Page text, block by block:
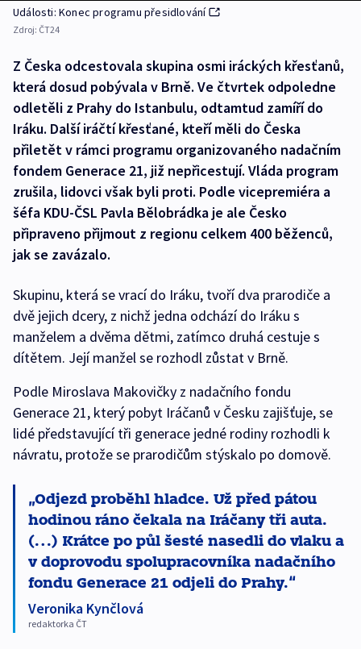
Události: Konec programu přesidlování
Zdroj: ČT24
Z Česka odcestovala skupina osmi iráckých křesťanů,
která dosud pobývala v Brně. Ve čtvrtek odpoledne
odletěli z Prahy do Istanbulu, odtamtud zamíří do
Iráku. Další iráčtí křesťané, kteří měli do Česka
přiletět v rámci programu organizovaného nadačním
fondem Generace 21, již nepřicestují. Vláda program
zrušila, lidovci však byli proti. Podle vicepremiéra a
šéfa KDU-ČSL Pavla Bělobrádka je ale Česko
připraveno přijmout z regionu celkem 400 běženců,
jak se zavázalo.
Skupinu, která se vrací do Iráku, tvoří dva prarodiče a
dvě jejich dcery, z nichž jedna odchází do Iráku s
manželem a dvěma dětmi, zatímco druhá cestuje s
dítětem. Její manžel se rozhodl zůstat v Brně.
Podle Miroslava Makovičky z nadačního fondu
Generace 21, který pobyt Iráčanů v Česku zajišťuje, se
lidé představující tři generace jedné rodiny rozhodli k
návratu, protože se prarodičům stýskalo po domově.
Odjezd proběhl hladce. Už před pátou
hodinou ráno čekala na Iráčany tři auta.
(…) Krátce po půl šesté nasedli do vlaku a
v doprovodu spolupracovníka nadačního
fondu Generace 21 odjeli do Prahy.
Veronika Kynčlová
redaktorka ČT